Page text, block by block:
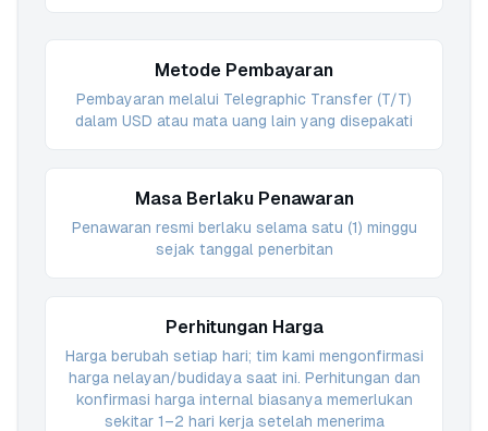
Metode Pembayaran
Pembayaran melalui Telegraphic Transfer (T/T)
dalam USD atau mata uang lain yang disepakati
Masa Berlaku Penawaran
Penawaran resmi berlaku selama satu (1) minggu
sejak tanggal penerbitan
Perhitungan Harga
Harga berubah setiap hari; tim kami mengonfirmasi
harga nelayan/budidaya saat ini. Perhitungan dan
konfirmasi harga internal biasanya memerlukan
sekitar 1–2 hari kerja setelah menerima